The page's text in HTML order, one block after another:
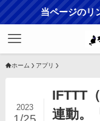
当ページのリ
ホーム アプリ
IFTTT
連動。
2023